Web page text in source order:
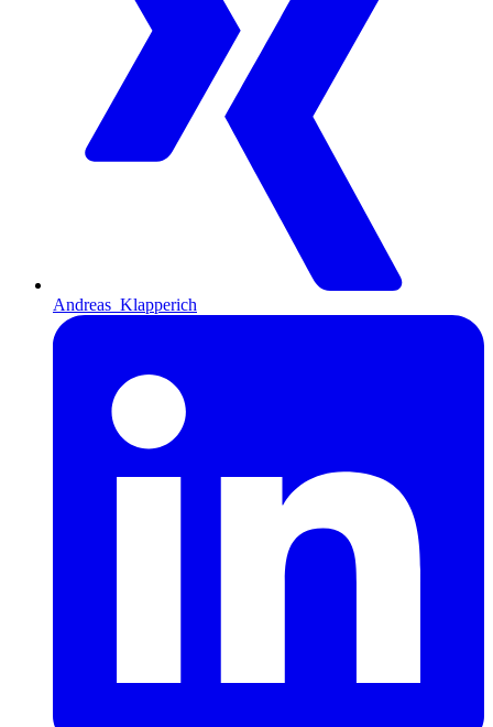
Andreas_Klapperich